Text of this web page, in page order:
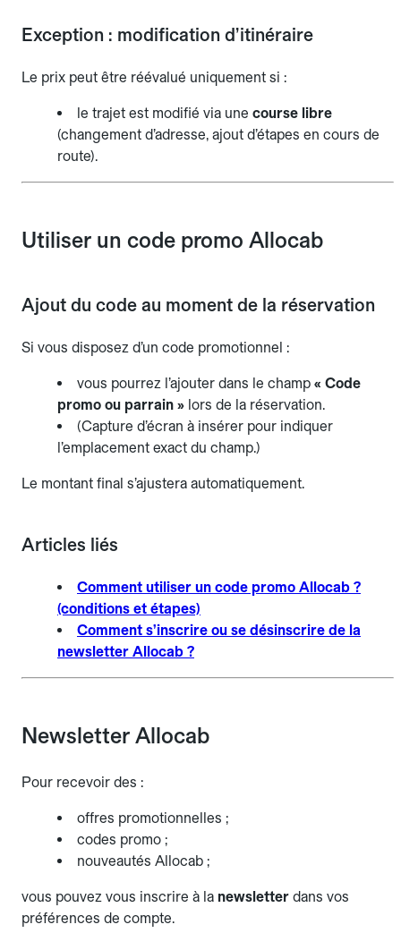
Exception : modification d’itinéraire
Le prix peut être réévalué uniquement si :
le trajet est modifié via une course libre
(changement d’adresse, ajout d’étapes en cours de
route).
Utiliser un code promo Allocab
Ajout du code au moment de la réservation
Si vous disposez d’un code promotionnel :
vous pourrez l’ajouter dans le champ « Code
promo ou parrain » lors de la réservation.
(Capture d’écran à insérer pour indiquer
l’emplacement exact du champ.)
Le montant final s’ajustera automatiquement.
Articles liés
Comment utiliser un code promo Allocab ?
(conditions et étapes)
Comment s’inscrire ou se désinscrire de la
newsletter Allocab ?
Newsletter Allocab
Pour recevoir des :
offres promotionnelles ;
codes promo ;
nouveautés Allocab ;
vous pouvez vous inscrire à la newsletter dans vos
préférences de compte.